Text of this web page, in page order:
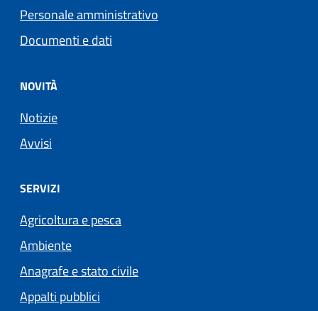
Personale amministrativo
Documenti e dati
NOVITÀ
Notizie
Avvisi
SERVIZI
Agricoltura e pesca
Ambiente
Anagrafe e stato civile
Appalti pubblici